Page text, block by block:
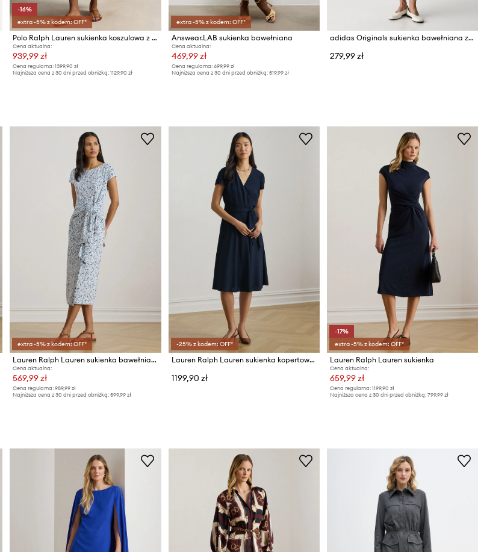
-16%
extra -5% z kodem: OFF*
Polo Ralph Lauren sukienka koszulowa z lnem
Cena aktualna:
939,99 zł
Cena regularna: 1399,90 zł
Najniższa cena z 30 dni przed obniżką: 1129,90 zł
extra -5% z kodem: OFF*
Answear.LAB sukienka bawełniana
Cena aktualna:
469,99 zł
Cena regularna: 699,99 zł
Najniższa cena z 30 dni przed obniżką: 519,99 zł
adidas Originals sukienka bawełniana z elastanem
279,99 zł
extra -5% z kodem: OFF*
Lauren Ralph Lauren sukienka bawełniana
Cena aktualna:
569,99 zł
Cena regularna: 989,99 zł
Najniższa cena z 30 dni przed obniżką: 599,99 zł
-25% z kodem: OFF*
Lauren Ralph Lauren sukienka kopertowa
1199,90 zł
-17%
extra -5% z kodem: OFF*
Lauren Ralph Lauren sukienka
Cena aktualna:
659,99 zł
Cena regularna: 1199,90 zł
Najniższa cena z 30 dni przed obniżką: 799,99 zł